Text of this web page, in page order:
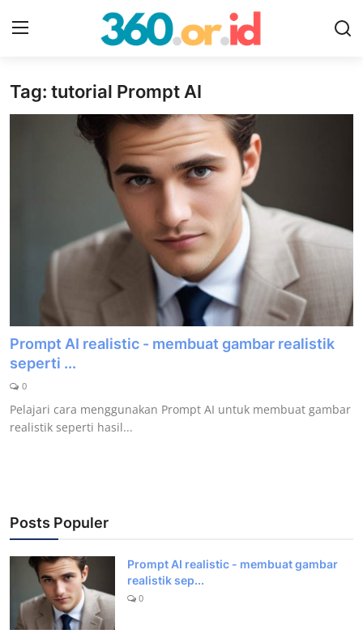
Login Register
Bisnis
Sosmed
Artikel
Periklanan
Kustom
Tag: tutorial Prompt AI
Prompt AI realistic - membuat gambar realistik
seperti ...
0
Pelajari cara menggunakan Prompt AI untuk membuat gambar
realistik seperti hasil...
Posts Populer
Prompt AI realistic - membuat gambar
realistik sep...
0